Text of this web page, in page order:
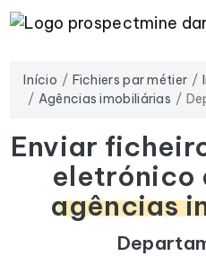
Início Fichiers par métier
Agências imobiliárias
Enviar
eletrónico
agências